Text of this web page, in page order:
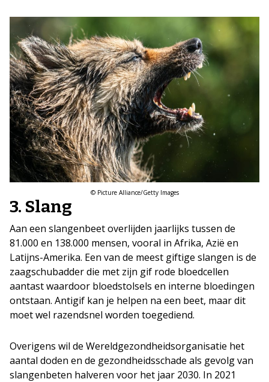
© Picture Alliance/Getty Images
3. Slang
Aan een slangenbeet overlijden jaarlijks tussen de
81.000 en 138.000 mensen, vooral in Afrika, Azië en
Latijns-Amerika. Een van de meest giftige slangen is de
zaagschubadder die met zijn gif rode bloedcellen
aantast waardoor bloedstolsels en interne bloedingen
ontstaan. Antigif kan je helpen na een beet, maar dit
moet wel razendsnel worden toegediend.
Overigens wil de Wereldgezondheidsorganisatie het
aantal doden en de gezondheidsschade als gevolg van
slangenbeten halveren voor het jaar 2030. In 2021